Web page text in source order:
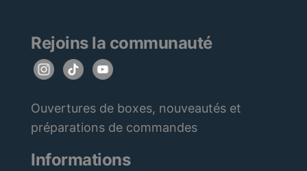
Rejoins la communauté
Ouvertures de boxes, nouveautés et
préparations de commandes
Informations